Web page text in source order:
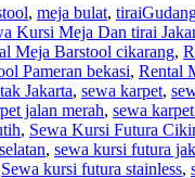
, meja bulat, tirai
Kursi Meja Dan tirai
Meja Barstool cikarang,
Pameran bekasi, Rental
Jakarta, sewa karpet,
jalan merah, sewa
, Sewa Kursi Futura
, sewa kursi futura
Sewa kursi futura stainless,